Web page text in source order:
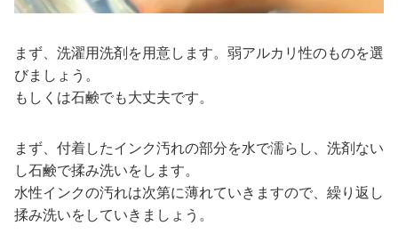
まず、洗濯用洗剤を用意します。弱アルカリ性のものを選
びましょう。
もしくは石鹸でも大丈夫です。
まず、付着したインク汚れの部分を水で濡らし、洗剤ない
し石鹸で揉み洗いをします。
水性インクの汚れは次第に薄れていきますので、繰り返し
揉み洗いをしていきましょう。